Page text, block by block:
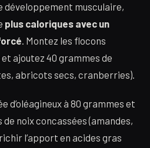
développement musculaire,
plus caloriques avec un
. Montez les flocons
et ajoutez 40 grammes de
abricots secs, cranberries).
d’oléagineux à 80 grammes et
noix concassées (amandes,
l’apport en acides gras